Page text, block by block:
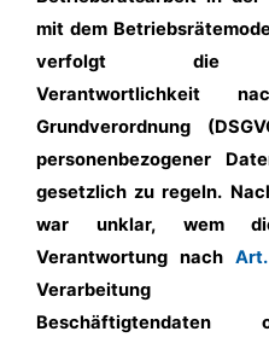
mit dem
verfolgt die
Verantwortlichkeit
Grundverordnung
personenbezogener
gesetzlich zu regeln.
war unklar, wem die
Verantwortung nach
Verarbeitung